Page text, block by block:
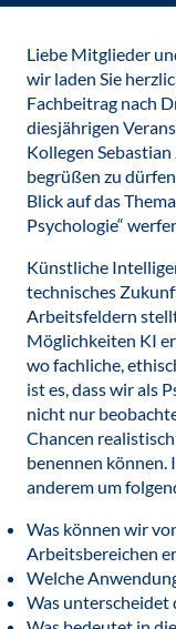
Liebe Mitglieder
wir laden Sie
Fachbeitrag nach
diesjährigen
Kollegen
begrüßen zu
Blick auf das
Psychologie“
Künstliche
technisches
Arbeitsfeldern
Möglichkeiten KI
wo fachliche,
ist es, dass wir als
nicht nur
Chancen
benennen können.
anderem um
Was können wir
Arbeitsbereichen
Welche
Was unterscheidet